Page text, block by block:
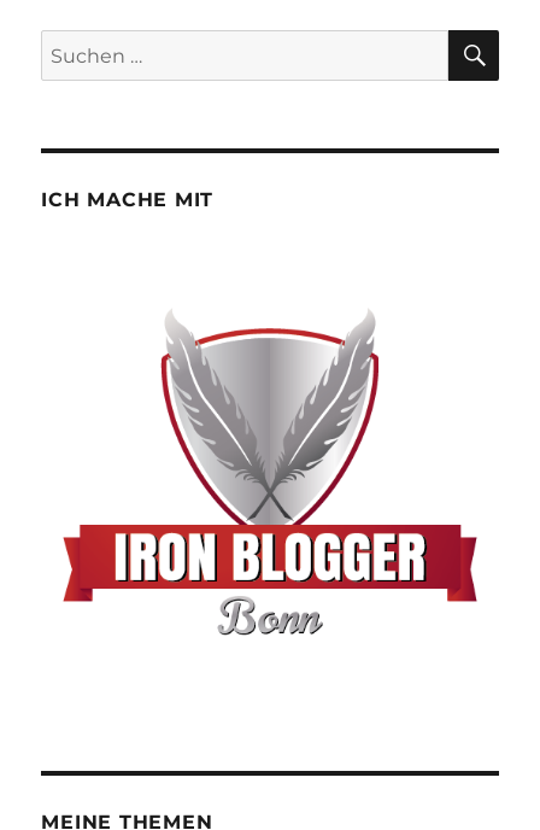
Suchen
nach:
ICH MACHE MIT
MEINE THEMEN